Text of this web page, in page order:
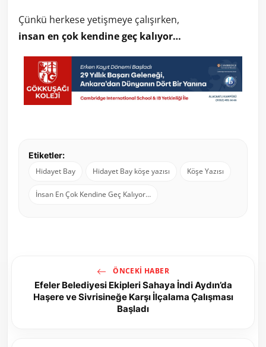
Çünkü herkese yetişmeye çalışırken,
insan en çok kendine geç kalıyor…
Etiketler:
Hidayet Bay
Hidayet Bay köşe yazısı Köşe Yazısı
İnsan En Çok Kendine Geç Kalıyor…
ÖNCEKI HABER
Efeler Belediyesi Ekipleri Sahaya İndi Aydın’da
Haşere ve Sivrisineğe Karşı İlçalama Çalışması
Başladı